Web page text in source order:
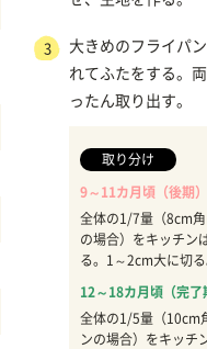
3
大きめのフライパ
れてふたをする。
ったん取り出す。
取り分け
9～11カ月頃（後期）
全体の1/7量（8cm
の場合）をキッチン
る。1～2cm大に切る
12～18カ月頃（完了
全体の1/5量（10cm
ンの場合）をキッチ